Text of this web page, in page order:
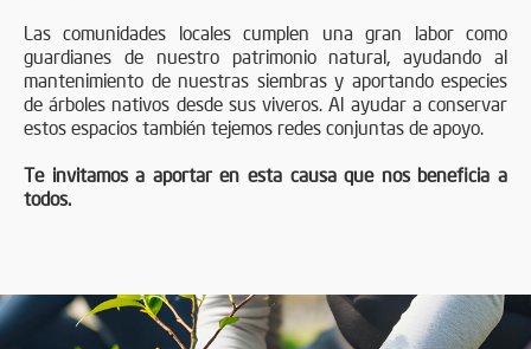
Las comunidades locales cumplen una gran labor como
guardianes de nuestro patrimonio natural, ayudando al
mantenimiento de nuestras siembras y aportando especies
de árboles nativos desde sus viveros. Al ayudar a conservar
estos espacios también tejemos redes conjuntas de apoyo.
Te invitamos a aportar en esta causa que nos beneficia a
todos.